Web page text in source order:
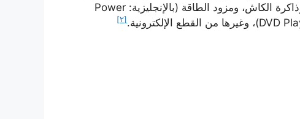
العشوائي (بالإنجليزية: RAM)، وذاكرة القراءة فقط وذاكرة الكاش، ومزود الطاقة (بالإنجليزية: Power
[٢]